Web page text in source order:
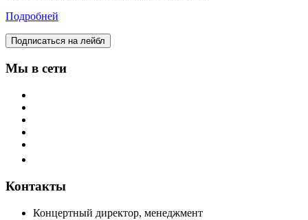
Подробней
Подписаться на лейбл
Мы в сети
Контакты
Концертный директор, менеджмент